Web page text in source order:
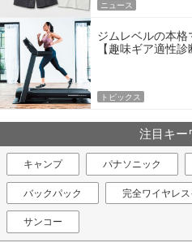
ニュース
ジムレベルの本格
【趣味ギア適性診
トピックス
注目キー
キャンプ パナソニック
バックパック 完全ワイヤレ
サンコー